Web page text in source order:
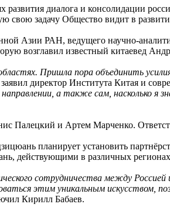
развития диалога и консолидации
задачу Общество видит в
Азии РАН, ведущего научно-
возглавил известный китаевед
Пришла пора объединить
директор Института Китая и
а также сам, насколько я
Палецкий и Артем Марченко.
планирует установить
действующими в различных
сотрудничества между
этим уникальным искусством,
Кирилл Бабаев.